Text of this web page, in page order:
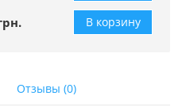
В корзину
Отзывы (0)